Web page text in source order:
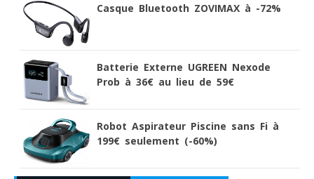
Casque Bluetooth ZOVIMAX à -72%
Batterie Externe UGREEN Nexode
Prob à 36€ au lieu de 59€
Robot Aspirateur Piscine sans Fi à
199€ seulement (-60%)